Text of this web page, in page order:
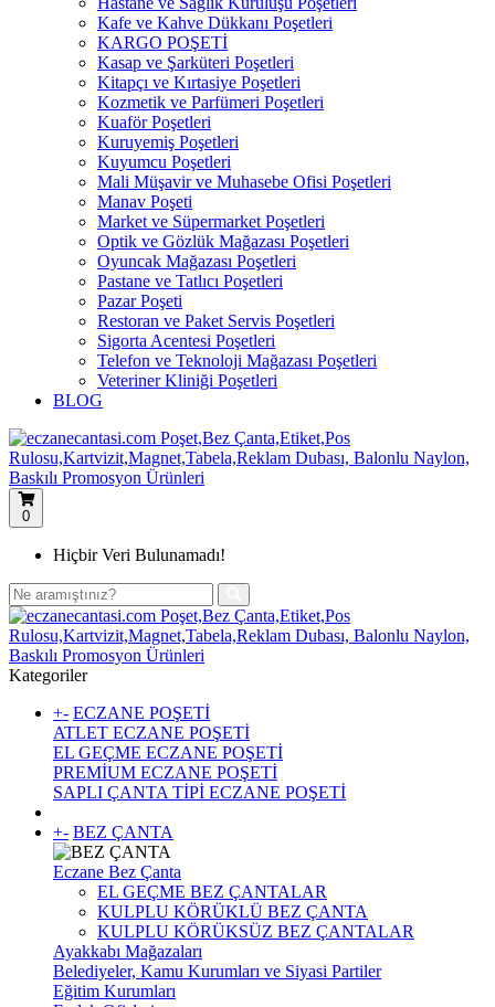
Kafe ve Kahve Dükkanı Poşetleri
KARGO POŞETİ
Kasap ve Şarküteri Poşetleri
Kitapçı ve Kırtasiye Poşetleri
Kozmetik ve Parfümeri Poşetleri
Kuaför Poşetleri
Kuruyemiş Poşetleri
Kuyumcu Poşetleri
Mali Müşavir ve Muhasebe Ofisi Poşetleri
Manav Poşeti
Market ve Süpermarket Poşetleri
Optik ve Gözlük Mağazası Poşetleri
Oyuncak Mağazası Poşetleri
Pastane ve Tatlıcı Poşetleri
Pazar Poşeti
Restoran ve Paket Servis Poşetleri
Sigorta Acentesi Poşetleri
Telefon ve Teknoloji Mağazası Poşetleri
Veteriner Kliniği Poşetleri
BLOG
0
Hiçbir Veri Bulunamadı!
Kategoriler
+- ECZANE POŞETİ
ATLET ECZANE POŞETİ
EL GEÇME ECZANE POŞETİ
PREMİUM ECZANE POŞETİ
SAPLI ÇANTA TİPİ ECZANE POŞETİ
+- BEZ ÇANTA
Eczane Bez Çanta
EL GEÇME BEZ ÇANTALAR
KULPLU KÖRÜKLÜ BEZ ÇANTA
KULPLU KÖRÜKSÜZ BEZ ÇANTALAR
Ayakkabı Mağazaları
Belediyeler, Kamu Kurumları ve Siyasi Partiler
Eğitim Kurumları